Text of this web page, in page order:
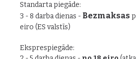
Standarta piegāde:
3 - 8 darba dienas - Bezmaksas
eiro (ES valstīs)
Eksprespiegāde: